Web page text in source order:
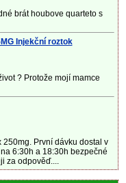
brát houbove quarteto s
Injekční roztok
? Protože mojí mamce
První dávku dostal v
6:30h a 18:30h bezpečné
za odpověď....